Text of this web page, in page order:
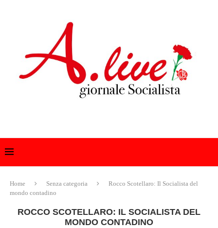
Home Senza categoria
Rocco Scotellaro: Il Socialista del
mondo contadino
ROCCO SCOTELLARO: IL SOCIALISTA DEL
MONDO CONTADINO